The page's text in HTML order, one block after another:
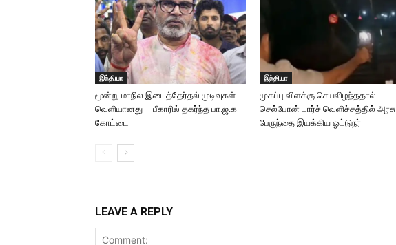
இந்தியா
மூன்று மாநில இடைத்தேர்தல் முடிவுகள்
வெளியானது – பீகாரில் தகர்ந்த பா.ஜ.க
கோட்டை
இந்தியா
முகப்பு விளக்கு செயலிழந்ததால்
செல்போன் டார்ச் வெளிச்சத்தில் அரசு
பேருந்தை இயக்கிய ஓட்டுநர்
LEAVE A REPLY